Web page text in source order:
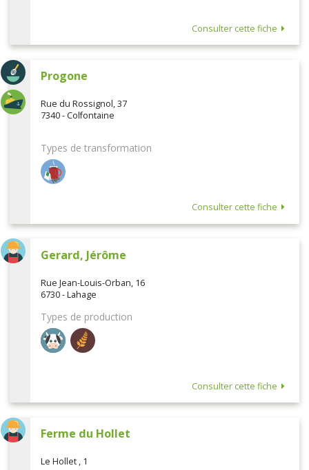
Consulter cette fiche
Progone
Rue du Rossignol, 37
7340 - Colfontaine
Types de transformation
Consulter cette fiche
Gerard, Jérôme
Rue Jean-Louis-Orban, 16
6730 - Lahage
Types de production
Consulter cette fiche
Ferme du Hollet
Le Hollet , 1